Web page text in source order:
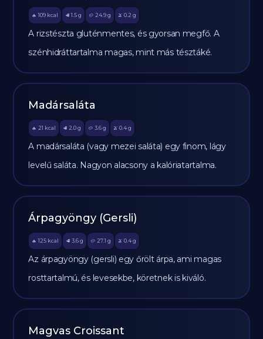
🔥 109 kcal 🥩 1.5 g 🥔 24.9g 🫒 0.2 g
A rizstészta gluténmentes, és gyorsan megfő. A
szénhidráttartalma magas, mint más tésztáké.
Madársaláta
🔥 21 kcal 🥩 2.0 g 🥔 3.6g 🫒 0.4 g
A madársaláta (vagy mezei saláta) egy finom, lágy
levelű saláta. Nagyon alacsony a kalóriatartalma.
Árpagyöngy (Gersli)
🔥 125 kcal 🥩 3.6 g 🥔 27.1 g 🫒 0.4 g
Az árpagyöngy (gersli) egy őrölt árpa, ami magas
rosttartalmú, és levesekbe, köretnek is kiváló.
Magvas Croissant